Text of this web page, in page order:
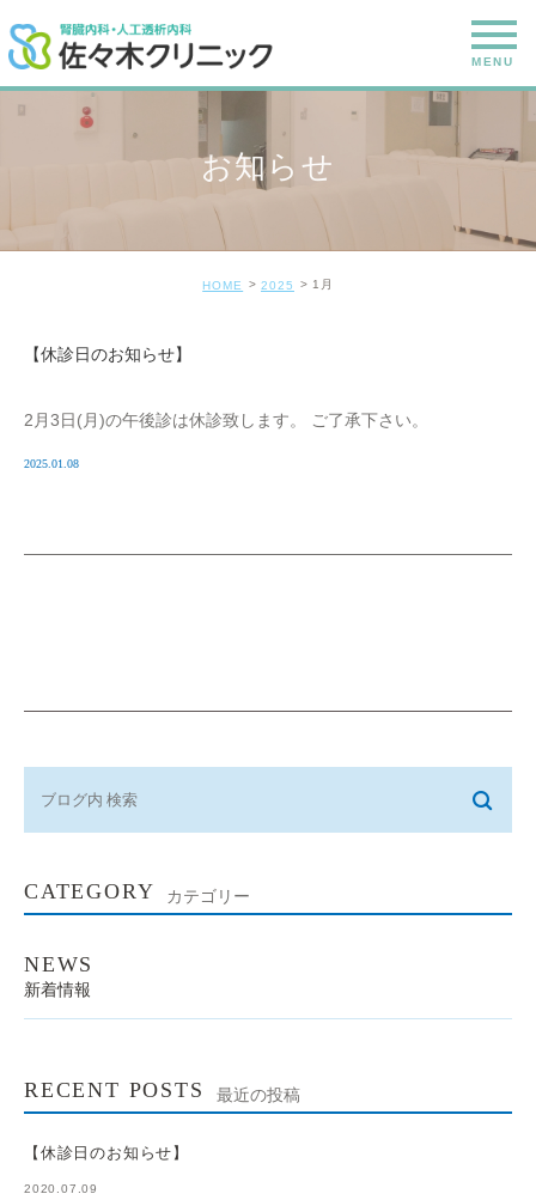
お知らせ
HOME 2025 1月
【休診日のお知らせ】
2月3日(月)の午後診は休診致します。 ご了承下さい。
2025.01.08
CATEGORY カテゴリー
NEWS
新着情報
RECENT POSTS 最近の投稿
【休診日のお知らせ】
2020.07.09